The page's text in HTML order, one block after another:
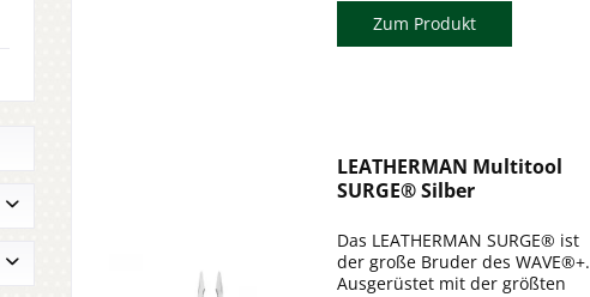
Zum Produkt
LEATHERMAN Multitool
SURGE® Silber
Das LEATHERMAN SURGE® ist
der große Bruder des WAVE®+.
Ausgerüstet mit der größten